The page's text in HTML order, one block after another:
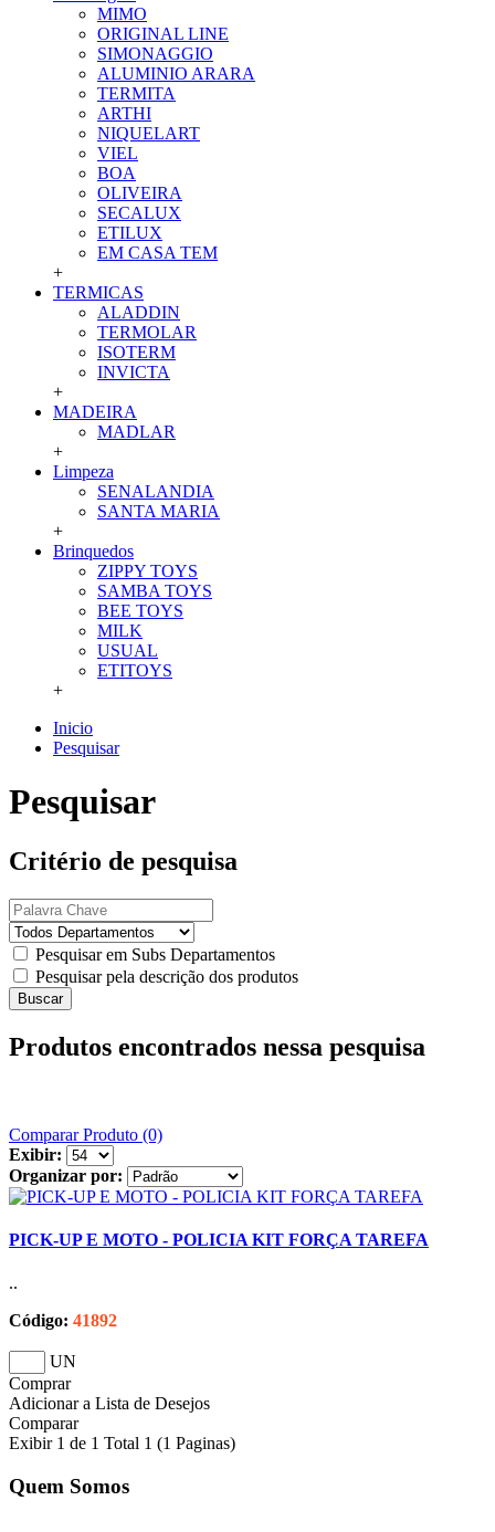
MIMO
ORIGINAL LINE
SIMONAGGIO
ALUMINIO ARARA
TERMITA
ARTHI
NIQUELART
VIEL
BOA
OLIVEIRA
SECALUX
ETILUX
EM CASA TEM
+
TERMICAS
ALADDIN
TERMOLAR
ISOTERM
INVICTA
+
MADEIRA
MADLAR
+
Limpeza
SENALANDIA
SANTA MARIA
+
Brinquedos
ZIPPY TOYS
SAMBA TOYS
BEE TOYS
MILK
USUAL
ETITOYS
+
Inicio
Pesquisar
Pesquisar
Critério de pesquisa
Pesquisar em Subs Departamentos
Pesquisar pela descrição dos produtos
Produtos encontrados nessa pesquisa
Comparar Produto (0)
Exibir:
Organizar por:
PICK-UP E MOTO - POLICIA KIT FORÇA TAREFA
..
Código: 41892
UN
Comprar
Adicionar a Lista de Desejos
Comparar
Exibir 1 de 1 Total 1 (1 Paginas)
Quem Somos